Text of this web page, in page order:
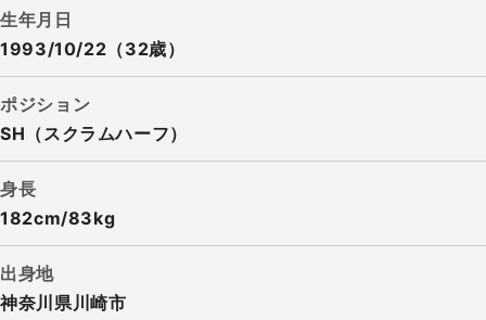
生年月日
1993/10/22（32歳）
ポジション
SH（スクラムハーフ）
身長
182cm/83kg
出身地
神奈川県川崎市